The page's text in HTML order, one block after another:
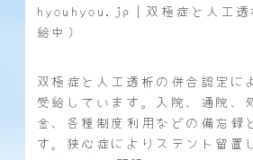
hyouhyou.jp｜双極症と人工透
給中）
双極症と人工透析の併合認定に
受給しています。入院、通院、
金、各種制度利用などの備忘録
す。狭心症によりステント留置